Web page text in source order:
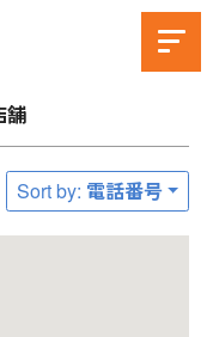
舗
Sort by: 電話番号